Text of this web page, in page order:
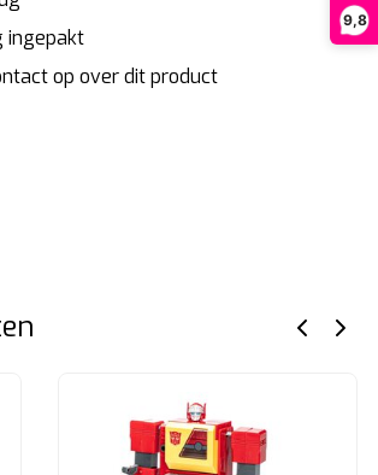
9,8
ingepakt
op over dit product